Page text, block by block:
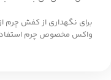
برای نگهداری از کفش چرم
واکس مخصوص چرم